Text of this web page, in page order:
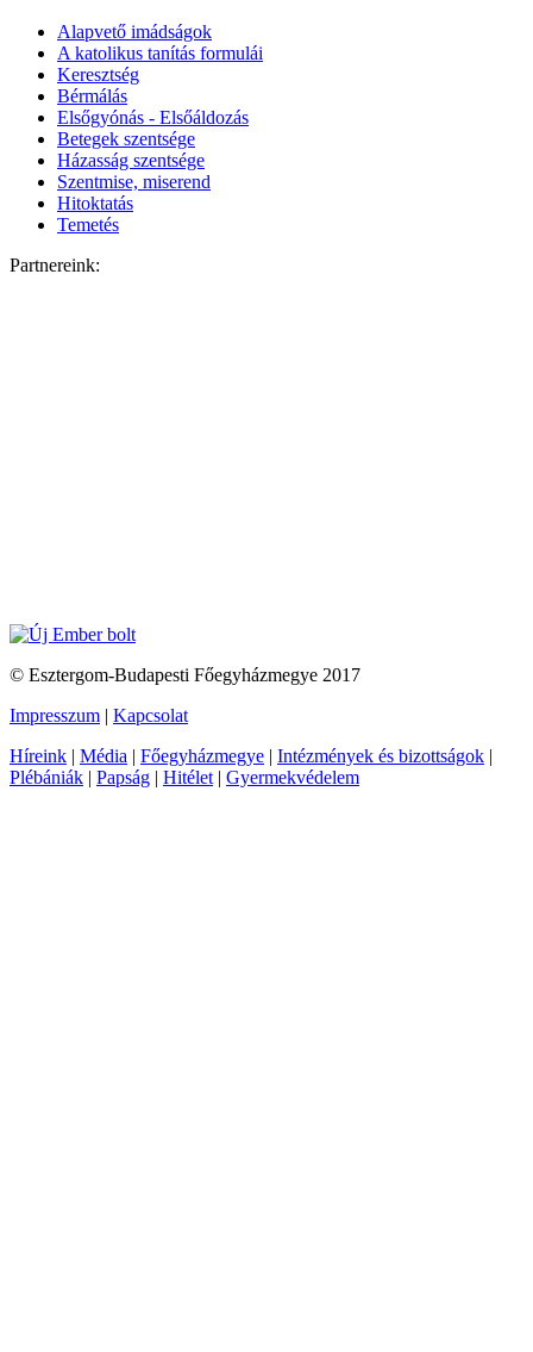
Alapvető imádságok
A katolikus tanítás formulái
Keresztség
Bérmálás
Elsőgyónás - Elsőáldozás
Betegek szentsége
Házasság szentsége
Szentmise, miserend
Hitoktatás
Temetés
Partnereink:
© Esztergom-Budapesti Főegyházmegye 2017
Impresszum | Kapcsolat
Híreink | Média | Főegyházmegye | Intézmények és bizottságok |
Plébániák | Papság | Hitélet | Gyermekvédelem